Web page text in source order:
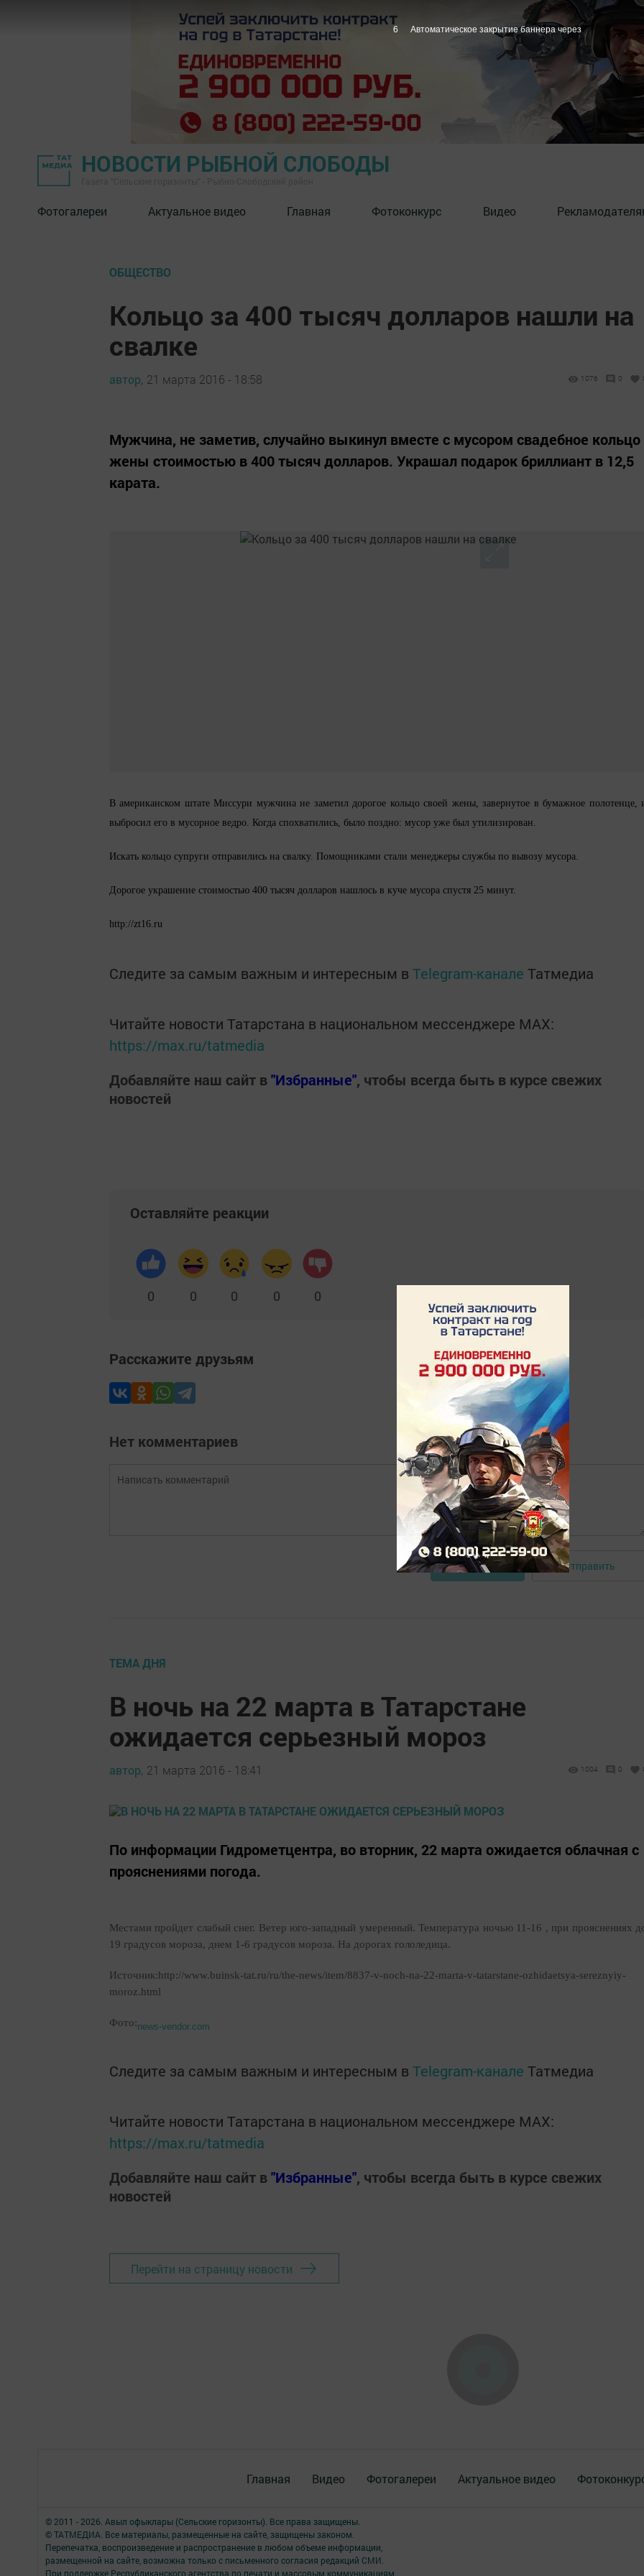
НОВОСТИ РЫБНОЙ СЛОБОДЫ
Фотогалереи Актуальное видео Главная Фотоконкурс Видео
ОБЩЕСТВО
Кольцо за 400 тысяч долларов нашли на
свалке
автор, 21 марта 2016 - 18:58 1076 0
Мужчина, не заметив, случайно выкинул вместе с мусором свадебное кольцо
жены стоимостью в 400 тысяч долларов. Украшал подарок бриллиант в 12,5
карата.
В американском штате Миссури мужчина не заметил дорогое кольцо своей жены, завернутое в бумажное полотенце,
выбросил его в мусорное ведро. Когда спохватились, было поздно: мусор уже был утилизирован.
Искать кольцо супруги отправились на свалку. Помощниками стали менеджеры службы по вывозу мусора.
Дорогое украшение стоимостью 400 тысяч долларов нашлось в куче мусора спустя 25 минут.
http://zt16.ru
Следите за самым важным и интересным в Telegram-канале Татмедиа
Читайте новости Татарстана в национальном мессенджере MАХ:
https://max.ru/tatmedia
Добавляйте наш сайт в"Избранные", чтобы всегда быть в курсе свежих
новостей
Оставляйте реакции
0 0 0 0 0
Расскажите друзьям
Нет комментариев
Авторизоваться Отправить
ТЕМА ДНЯ
В ночь на 22 марта в Татарстане
ожидается серьезный мороз
автор, 21 марта 2016 - 18:41 1004 0
По информации Гидрометцентра, во вторник, 22 марта ожидается облачная с
прояснениями погода.
Местами пройдет слабый снег. Ветер юго-западный умеренный. Температура ночью 11-16 , при прояснениях
19 градусов мороза, днем 1-6 градусов мороза. На дорогах гололедица.
Источник:http://www.buinsk-tat.ru/ru/the-news/item/8837-v-noch-na-22-marta-v-tatarstane-ozhidaetsya-sereznyiy-
moroz.html
Фото:news-vendor.com
Следите за самым важным и интересным в Telegram-канале Татмедиа
Читайте новости Татарстана в национальном мессенджере MАХ:
https://max.ru/tatmedia
Добавляйте наш сайт в"Избранные", чтобы всегда быть в курсе свежих
новостей
Перейти на страницу новости
Главная Видео Фотогалереи Актуальное видео
© 2011 - 2026. Авыл офыклары (Сельские горизонты). Все права защищены.
© ТАТМЕДИА. Все материалы, размещенные на сайте, защищены законом.
Перепечатка, воспроизведение и распространение в любом объеме информации,
размещенной на сайте, возможна только с письменного согласия редакций СМИ.
При поддержке Республиканского агентства по печати и массовым коммуникациям.
5 Автоматическое закрытие баннера через